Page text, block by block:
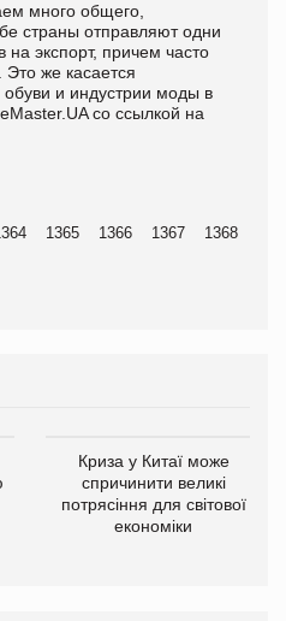
много общего,
страны отправляют одни
на экспорт, причем часто
Это же касается
и индустрии моды в
со ссылкой на
1365 1366 1367
1368
Криза у Китаї може
спричинити великі
потрясіння для світової
економіки